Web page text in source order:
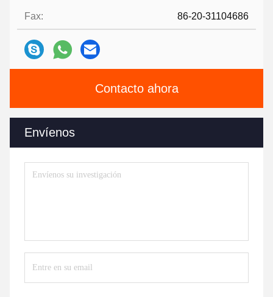
Fax: 86-20-31104686
Contacto ahora
Envíenos